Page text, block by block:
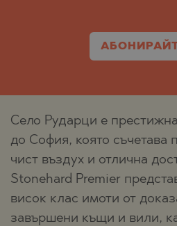
Село Рударци е
до София, която съчетава
чист въздух и отлична
Stonehard Premier
висок клас имоти от
завършени къщи и вили,